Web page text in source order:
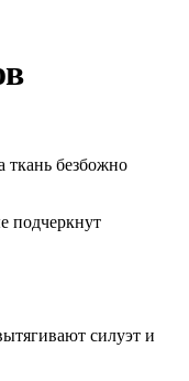
ткань безбожно
подчеркнут
силуэт и